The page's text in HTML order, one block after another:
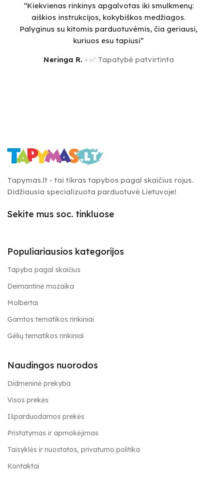
“Kiekvienas rinkinys apgalvotas iki smulkmenų:
aiškios instrukcijos, kokybiškos medžiagos.
Palyginus su kitomis parduotuvėmis, čia geriausi,
kuriuos esu tapiusi”
Neringa R. ✅ Tapatybė patvirtinta
Tapymas.lt - tai tikras tapybos pagal skaičius rojus.
Didžiausia specializuota parduotuvė Lietuvoje!
Sekite mus soc. tinkluose
Populiariausios kategorijos
Tapyba pagal skaičius
Deimantinė mozaika
Molbertai
Gamtos tematikos rinkiniai
Gėlių tematikos rinkiniai
Naudingos nuorodos
Didmeninė prekyba
Visos prekės
Išparduodamos prekės
Pristatymas ir apmokėjimas
Taisyklės ir nuostatos, privatumo politika
Kontaktai